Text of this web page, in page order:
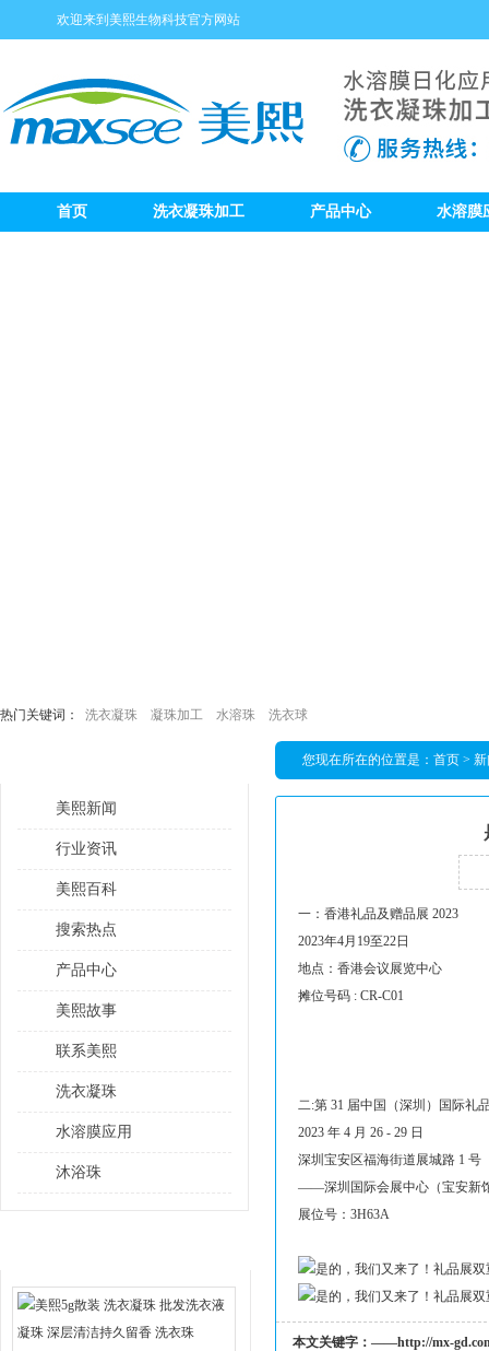
欢迎来到美熙生物科技官方网站
首页 洗衣凝珠加工 产品中心 水溶膜
热门关键词： 洗衣凝珠 凝珠加工 水溶珠 洗衣球
美熙新闻
行业资讯
美熙百科
搜索热点
产品中心
美熙故事
联系美熙
洗衣凝珠
水溶膜应用
沐浴珠
您现在所在的位置是： 首页 >
一：香港礼品及赠品展 2023
2023年4月19至22日
地点：香港会议展览中心
摊位号码 : CR-C01
二:第 31 届中国（深圳）国际礼
2023 年 4 月 26 - 29 日
深圳宝安区福海街道展城路 1 号
——深圳国际会展中心（宝安新
展位号：3H63A
本文关键字： ——http://mx-